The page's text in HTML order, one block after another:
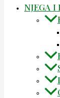
NJEGA I